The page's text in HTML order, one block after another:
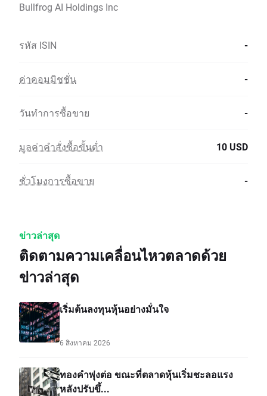
Bullfrog AI Holdings Inc
รหัส ISIN -
ค่าคอมมิชชั่น -
วันทำการซื้อขาย -
มูลค่าคำสั่งซื้อขั้นต่ำ 10 USD
ชั่วโมงการซื้อขาย -
ข่าวล่าสุด
ติดตามความเคลื่อนไหวตลาดด้วย
ข่าวล่าสุด
เริ่มต้นลงทุนหุ้นอย่างมั่นใจ
6 สิงหาคม 2026
ทองคำพุ่งต่อ ขณะที่ตลาดหุ้นเริ่มชะลอแรง
หลังปรับขึ้...